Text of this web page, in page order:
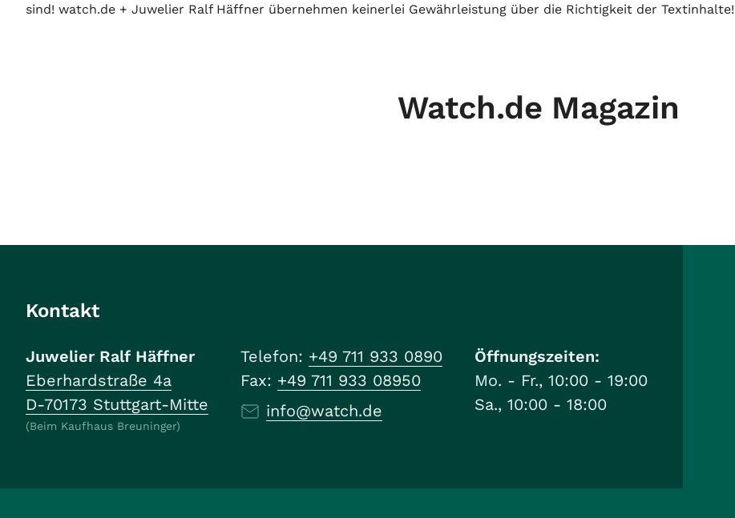
sind! watch.de + Juwelier Ralf Häffner übernehmen keinerlei Gewährleistung über die Richtigkeit der Textinhalte!
Watch.de Magazin
Kontakt
Juwelier Ralf Häffner
Eberhardstraße 4a
D-70173 Stuttgart-Mitte
(Beim Kaufhaus Breuninger)
Telefon: +49 711 933 0890
Fax: +49 711 933 08950
info@watch.de
Öffnungszeiten:
Mo. - Fr., 10:00 - 19:00
Sa., 10:00 - 18:00